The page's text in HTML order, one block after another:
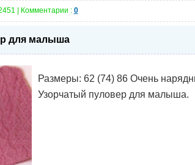
| Комментарии : 0
для малыша
Размеры: 62 (74) 86 Очень
Узорчатый пуловер для малыша.